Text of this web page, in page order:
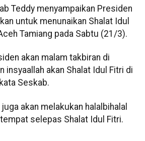
Teddy menyampaikan Presiden
untuk menunaikan Shalat Idul
Tamiang pada Sabtu (21/3).
akan malam takbiran di
insyaallah akan Shalat Idul Fitri di
Seskab.
akan melakukan halalbihalal
selepas Shalat Idul Fitri.